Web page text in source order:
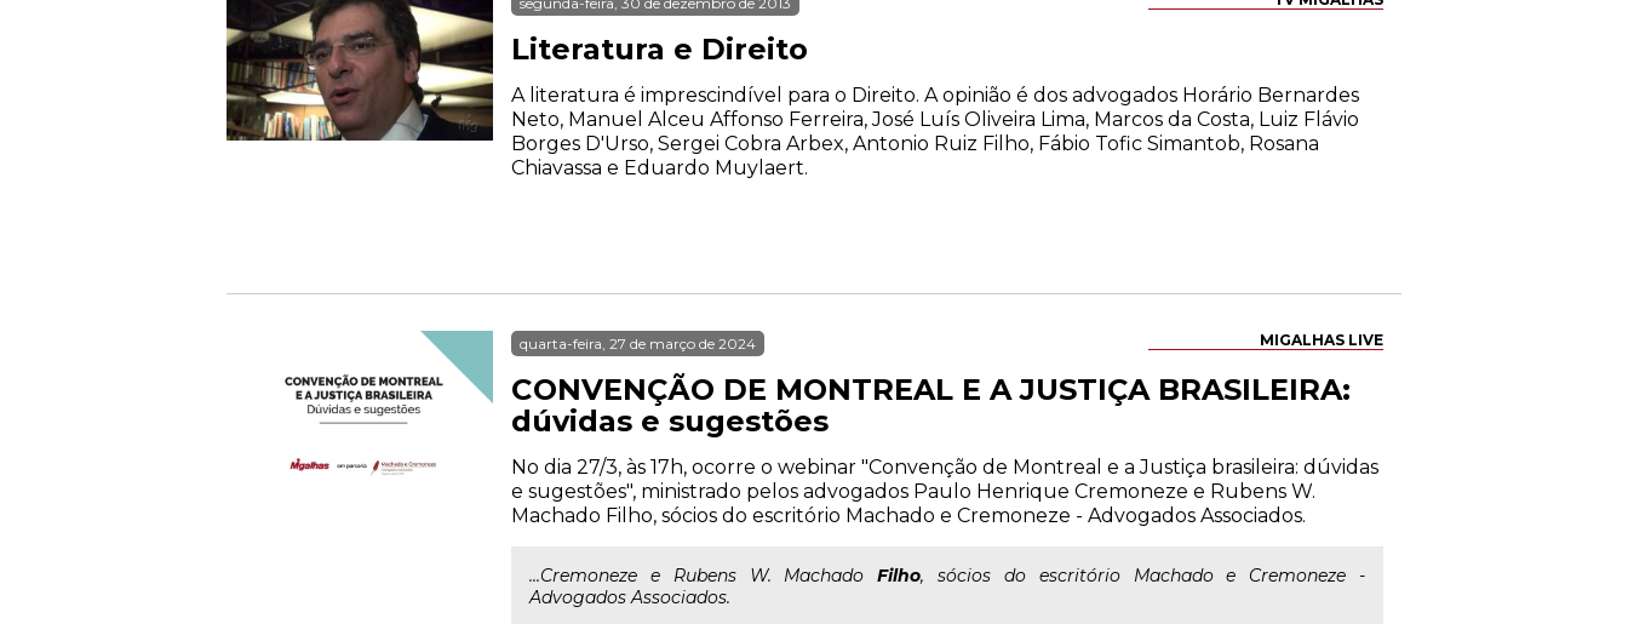
Literatura e Direito
A literatura é imprescindível para o Direito. A opinião é dos advogados Horário Bernardes
Neto, Manuel Alceu Affonso Ferreira, José Luís Oliveira Lima, Marcos da Costa, Luiz Flávio
Borges D'Urso, Sergei Cobra Arbex, Antonio Ruiz Filho, Fábio Tofic Simantob, Rosana
Chiavassa e Eduardo Muylaert.
MIGALHAS LIVE
quarta-feira, 27 de março de 2024
CONVENÇÃO DE MONTREAL E A JUSTIÇA BRASILEIRA:
dúvidas e sugestões
No dia 27/3, às 17h, ocorre o webinar "Convenção de Montreal e a Justiça brasileira: dúvidas
e sugestões", ministrado pelos advogados Paulo Henrique Cremoneze e Rubens W.
Machado Filho, sócios do escritório Machado e Cremoneze - Advogados Associados.
...Cremoneze e Rubens W. MachadoFilho, sócios do escritório Machado e Cremoneze -
Advogados Associados.